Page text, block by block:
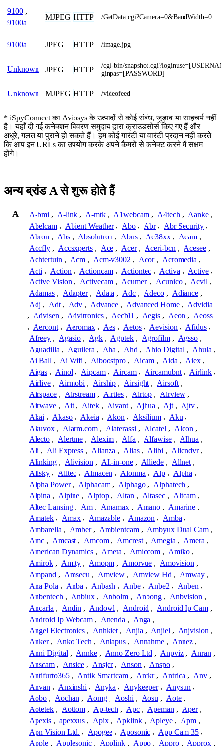
9100 ,
9100a
MJPEG HTTP /GetData.cgi?Camera=0&BandWidth=0
9100a JPEG HTTP /image.jpg
Unknown JPEG HTTP
/cgi-bin/
ginpas=[PASSWORD]
Unknown MJPEG HTTP /videofeed
* iSpyConnect का Aviosys के उत्पादों से कोई संबंध, जुड़ाव या साहचर्य नहीं
है। यहाँ दी गई कनेक्शन विवरण समुदाय द्वारा क्राउडसोर्स किए गए हैं और
अधूरे, गलत या पुराने हो सकते हैं। हम कोई गारंटी या वारंटी प्रदान नहीं करते
कि आप इन URLs का उपयोग करके अपने कैमरों से कनेक्ट करने में सक्षम
होंगे।
अन्य ब्रांड A से शुरू होते हैं
A A-bmi , A-link , A-mtk , A1webcam , A4tech , Aanke ,
Abelcam , Abient Weather , Abo , Abr , Abr Security ,
Abron , Abs , Absolutron , Abus , Ac38xx , Acam ,
Accfly , Accsxperts , Ace , Acer , Aceri-bcn , Acesee ,
Achtertuin , Acm , Acm-v3002 , Acor , Acromedia ,
Acti , Action , Actioncam , Actiontec , Activa , Active ,
Active Vision , Activecam , Acumen , Acunico , Acvil ,
Adamas , Adapter , Adata , Adc , Adeco , Adiance ,
Adj , Adt , Adv , Advance , Advanced Home , Advidia
, Advisen , Advitronics , Aecbl1 , Aegis , Aeon , Aeoss
, Aercont , Aeromax , Aes , Aetos , Aevision , Afidus ,
Afreey , Agasio , Agk , Agptek , Agrofilm , Agsso ,
Aguadilla , Aguilera , Aha , Ahd , Ahio Digital , Ahula ,
Ai Ball , Ai Wifi , Aiboostpro , Aicam , Aida , Aiex ,
Aigas , Ainol , Aipcam , Aircam , Aircamubnt , Airlink ,
Airlive , Airmobi , Airship , Airsight , Airsoft ,
Airspace , Airstream , Airties , Airtop , Airview ,
Airwave , Ait , Aitek , Aivant , Ajhua , Ajt , Ajtv ,
Akai , Akaso , Akeia , Akon , Aksilium , Aku ,
Akuvox , Alarm.com , Alaterassi , Alcatel , Alcon ,
Alecto , Alertme , Alexim , Alfa , Alfawise , Alhua ,
Ali , Ali Express , Alianza , Alias , Alibi , Aliendvr ,
Alinking , Alivision , All-in-one , Alliede , Allnet ,
Allsky , Alltec , Almacen , Alonma , Alp , Alpha ,
Alpha Power , Alphacam , Alphago , Alphatech ,
Alpina , Alpine , Alptop , Altan , Altasec , Altcam ,
Altec Lansing , Am , Amamax , Amano , Amarine ,
Amatek , Amax , Amazable , Amazon , Amba ,
Ambarella , Amber , Ambientcam , Ambyux Dual Cam ,
Amc , Amcast , Amcom , Amcrest , Amegia , Amera ,
American Dynamics , Ameta , Amiccom , Amiko ,
Amirok , Amity , Amopm , Amorvue , Amovision ,
Ampand , Amsecu , Amview , Amview Hd , Amway ,
Ana Pola , Anba , Anbash , Anbe , Anbe2 , Anben ,
Anbentech , Anbiux , Anbolm , Anbong , Anbvision ,
Ancarla , Andin , Andowl , Android , Android Ip Cam ,
Android Ip Webcam , Anenda , Anga ,
Angel Electronics , Anhkiet , Anjia , Anjiel , Anjvision ,
Anker , Anko Tech , Anlapus , Annahme , Annez ,
Anni Digital , Annke , Anno Zero Ltd , Anpviz , Anran ,
Anscam , Ansice , Ansjer , Anson , Anspo ,
Antifurto365 , Antik Smartcam , Antkr , Antrica , Anv ,
Anvan , Anxinshi , Anyka , Anykeeper , Anysun ,
Aobo , Aochan , Aomg , Aoshi , Aosu , Aote ,
Aotetek , Aottom , Ap-tech , Apc , Apeman , Aper ,
Apexis , apexxus , Apix , Apklink , Apleye , Apm ,
Apn Vision Ltd. , Apogee , Aposonic , App Cam 35 ,
Apple , Applesonic , Applink , Appo , Appro , Approx ,